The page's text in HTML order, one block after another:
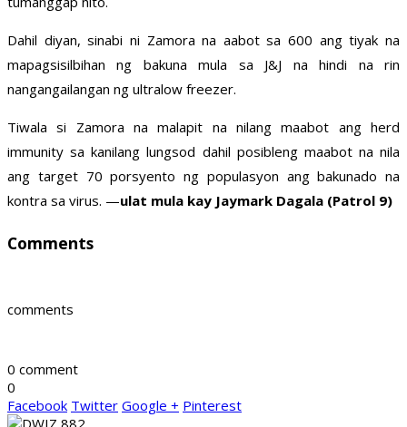
Dahil diyan, sinabi ni Zamora na aabot sa 600 ang tiyak na
mapagsisilbihan ng bakuna mula sa J&J na hindi na rin
nangangailangan ng ultralow freezer.
Tiwala si Zamora na malapit na nilang maabot ang herd
immunity sa kanilang lungsod dahil posibleng maabot na nila
ang target 70 porsyento ng populasyon ang bakunado na
kontra sa virus. —ulat mula kay Jaymark Dagala (Patrol 9)
Comments
comments
0 comment
0
Facebook Twitter Google + Pinterest